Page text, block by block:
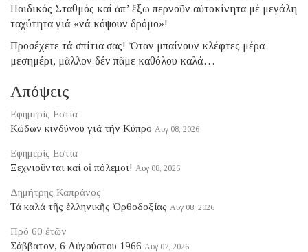
Παιδικός Σταθμός καί ἀπ’ ἔξω περνοῦν αὐτοκίνητα μέ μεγάλη
ταχύτητα γιά «νά κόψουν δρόμο»!
Προσέχετε τά σπίτια σας! Ὅταν μπαίνουν κλέφτες μέρα-
μεσημέρι, μᾶλλον δέν πᾶμε καθόλου καλά…
Απόψεις
Εφημερίς Εστία
Κώδων κινδύνου γιά τήν Κύπρο Αυγ 08, 2026
Εφημερίς Εστία
Ξεχνιοῦνται καί οἱ πόλεμοι! Αυγ 08, 2026
Δημήτρης Καπράνος
Τά καλά τῆς ἑλληνικῆς Ὀρθοδοξίας Αυγ 08, 2026
Πρό 60 ἐτῶν
Σάββατον, 6 Αὐγούστου 1966 Αυγ 07, 2026